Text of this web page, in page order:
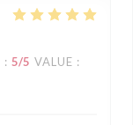
: 5/5 VALUE :